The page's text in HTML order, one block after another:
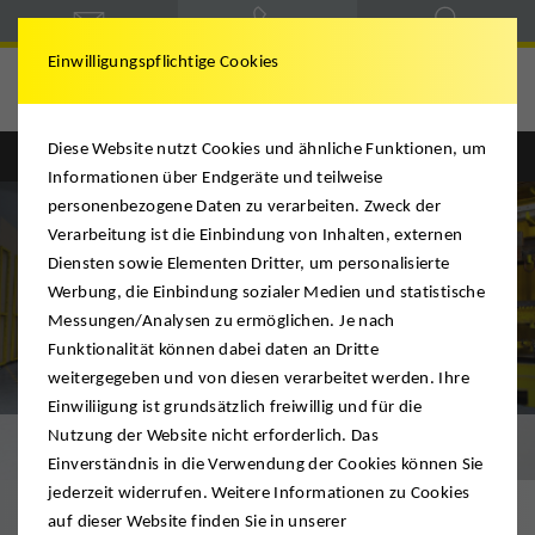
High-Tech-Transport
Einwilligungspflichtige Cookies
Diese Website nutzt Cookies und ähnliche Funktionen, um
Informationen über Endgeräte und teilweise
personenbezogene Daten zu verarbeiten. Zweck der
Verarbeitung ist die Einbindung von Inhalten, externen
Diensten sowie Elementen Dritter, um personalisierte
Werbung, die Einbindung sozialer Medien und statistische
Messungen/Analysen zu ermöglichen. Je nach
Funktionalität können dabei daten an Dritte
weitergegeben und von diesen verarbeitet werden. Ihre
Einwiliigung ist grundsätzlich freiwillig und für die
Nutzung der Website nicht erforderlich. Das
Einverständnis in die Verwendung der Cookies können Sie
jederzeit widerrufen. Weitere Informationen zu Cookies
auf dieser Website finden Sie in unserer